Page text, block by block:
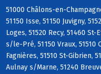
51000 Châlons-en-
51150 Isse, 51150 Juvigny,
Loges, 51520 Recy, 51460
s/le-Pré, 51150 Vraux, 51510
Fagnières, 51510 St-Gibrien,
Aulnay s/Marne, 51240